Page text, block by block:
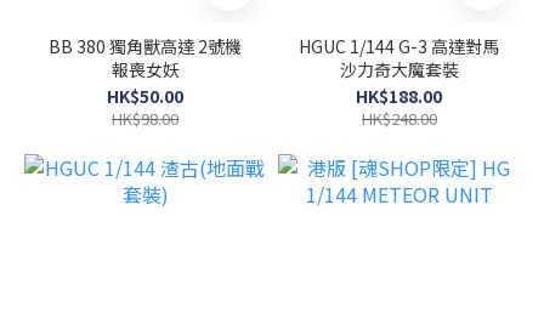
BB 380 獨角獸高達 2號機
報喪女妖
HK$50.00
HK$98.00
HGUC 1/144 G-3 高達對馬
沙力奇大魔套裝
HK$188.00
HK$248.00